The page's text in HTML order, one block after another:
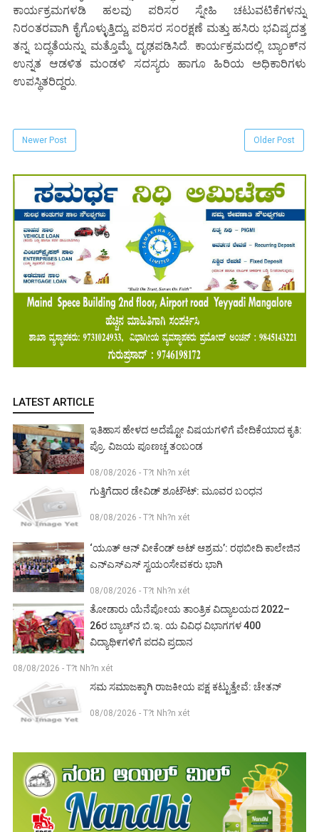
ಕಾರ್ಯಕ್ರಮಗಳಡಿ ಹಲವು ಪರಿಸರ ಸ್ನೇಹಿ ಚಟುವಟಿಕೆಗಳನ್ನು
ನಿರಂತರವಾಗಿ ಕೈಗೊಳ್ಳುತ್ತಿದ್ದು, ಪರಿಸರ ಸಂರಕ್ಷಣೆ ಮತ್ತು ಹಸಿರು ಭವಿಷ್ಯದತ್ತ
ತನ್ನ ಬದ್ಧತೆಯನ್ನು ಮತ್ತೊಮ್ಮೆ ದೃಢಪಡಿಸಿದೆ. ಕಾರ್ಯಕ್ರಮದಲ್ಲಿ ಬ್ಯಾಂಕ್‌ನ
ಉನ್ನತ ಆಡಳಿತ ಮಂಡಳಿ ಸದಸ್ಯರು ಹಾಗೂ ಹಿರಿಯ ಅಧಿಕಾರಿಗಳು
ಉಪಸ್ಥಿತರಿದ್ದರು.
Newer Post Older Post
LATEST ARTICLE
ಇತಿಹಾಸ ಹೇಳದ ಅದೆಷ್ಟೋ ವಿಷಯಗಳಿಗೆ ವೇದಿಕೆಯಾದ ಕೃತಿ:
ಪ್ರೊ. ವಿಜಯ ಪೂಣಚ್ಚ ತಂಬಂಡ
08/08/2026 - T?t Nh?n xét
ಗುತ್ತಿಗೆದಾರ ಡೇವಿಡ್ ಶೂಟೌಟ್: ಮೂವರ ಬಂಧನ
08/08/2026 - T?t Nh?n xét
‘ಯೂತ್ ಆನ್ ವೀಕೆಂಡ್ ಅಟ್ ಆಶ್ರಮ’: ರಥಬೀದಿ ಕಾಲೇಜಿನ
ಎನ್‌ಎಸ್‌ಎಸ್ ಸ್ವಯಂಸೇವಕರು ಭಾಗಿ
08/08/2026 - T?t Nh?n xét
ತೋಡಾರು ಯೆನೆಪೋಯ ತಾಂತ್ರಿಕ ವಿದ್ಯಾಲಯದ 2022–
26ರ ಬ್ಯಾಚ್‌ನ ಬಿ.ಇ. ಯ ವಿವಿಧ ವಿಭಾಗಗಳ 400
ವಿದ್ಯಾಥಿ೯ಗಳಿಗೆ ಪದವಿ ಪ್ರದಾನ
08/08/2026 - T?t Nh?n xét
ಸಮ ಸಮಾಜಕ್ಕಾಗಿ ರಾಜಕೀಯ ಪಕ್ಷ ಕಟ್ಟುತ್ತೇವೆ: ಚೇತನ್
08/08/2026 - T?t Nh?n xét